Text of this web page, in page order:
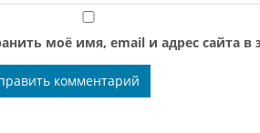
моё имя, email и адрес сайта